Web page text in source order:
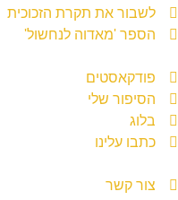
לשבור את תקרת הזכוכית
הספר 'מאדוה לנחשול'
פודקאסטים
הסיפור שלי
בלוג
כתבו עלינו
צור קשר